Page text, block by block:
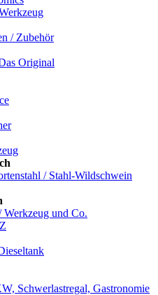
/ Zubehör
Original
/ Stahl-Wildschwein
Werkzeug und Co.
Schwerlastregal, Gastronomie